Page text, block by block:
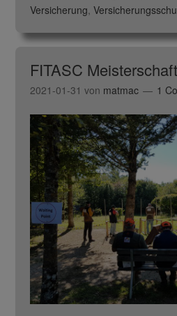
Versicherung
FITASC
2021-01-31 von matmac 1